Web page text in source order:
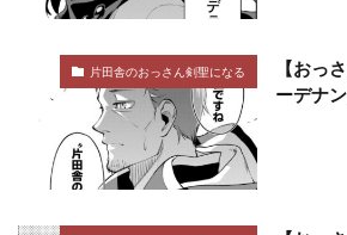
片田舎のおっさん剣聖になる
【おっ
ーデナ